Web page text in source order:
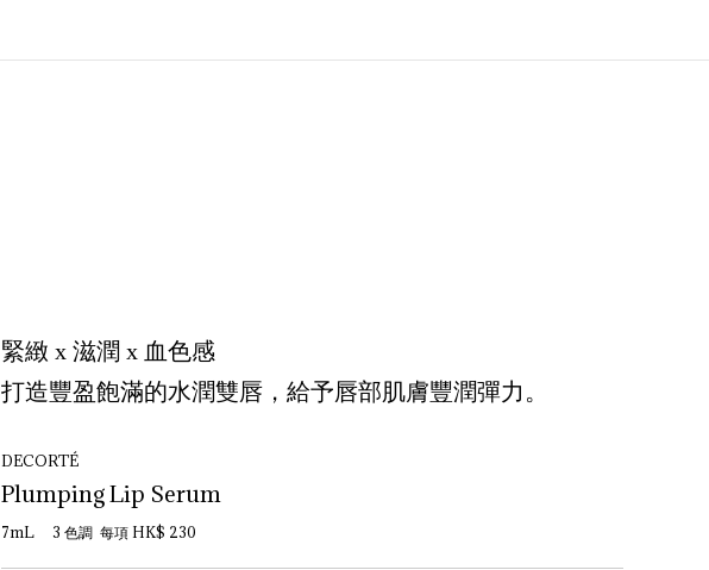
緊緻 x 滋潤 x 血色感
打造豐盈飽滿的水潤雙唇，給予唇部肌膚豐潤彈力。
DECORTÉ
Plumping Lip Serum
7mL 3 色調 每項 HK$ 230